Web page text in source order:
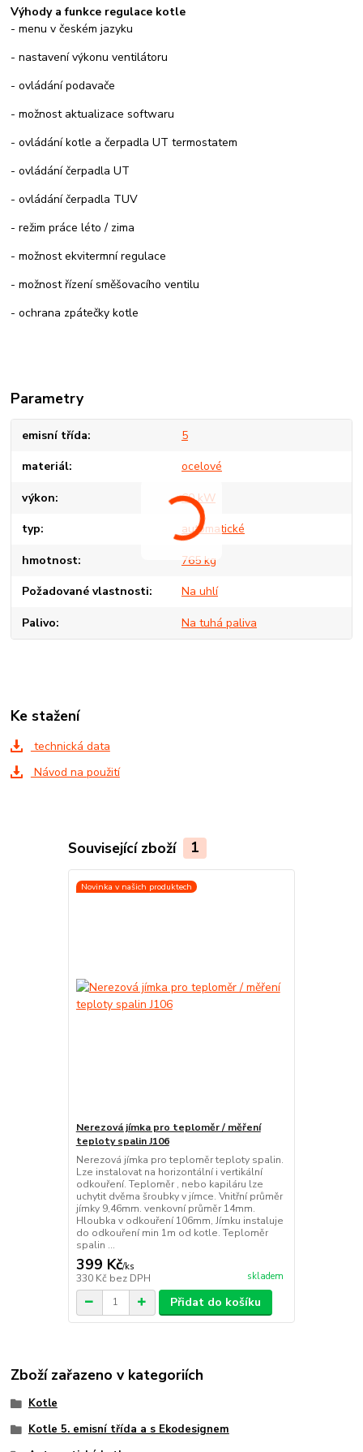
Výhody a funkce regulace kotle
- menu v českém jazyku
- nastavení výkonu ventilátoru
- ovládání podavače
- možnost aktualizace softwaru
- ovládání kotle a čerpadla UT termostatem
- ovládání čerpadla UT
- ovládání čerpadla TUV
- režim práce léto / zima
- možnost ekvitermní regulace
- možnost řízení směšovacího ventilu
- ochrana zpátečky kotle
Parametry
emisní třída 5
materiál ocelové
výkon 60 kW
typ automatické
hmotnost 765 kg
Požadované vlastnosti Na uhlí
Palivo Na tuhá paliva
Ke stažení
technická data
Návod na použití
Související zboží 1
Novinka v našich produktech
Nerezová jímka pro teploměr / měření
teploty spalin J106
Nerezová jímka pro teploměr teploty spalin.
Lze instalovat na horizontální i vertikální
odkouření. Teploměr , nebo kapiláru lze
uchytit dvěma šroubky v jímce. Vnitřní průměr
jímky 9,46mm. venkovní průměr 14mm.
Hloubka v odkouření 106mm, Jímku instaluje
do odkouření min 1m od kotle. Teploměr
spalin ...
399 Kč/ks
330 Kč bez DPH skladem
Přidat do košíku
Zboží zařazeno v kategoriích
Kotle
Kotle 5. emisní třída a s Ekodesignem